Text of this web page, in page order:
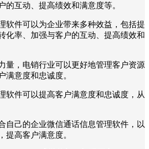
的互动、提高绩效和满意度等。
软件可以为企业带来多种效益，包括提
化率、加强与客户的互动、提高绩效和
量，电销行业可以更好地管理客户资源
满意度和忠诚度。
软件可以提高客户满意度和忠诚度，从
自己的企业微信通话信息管理软件，以
提高客户满意度。